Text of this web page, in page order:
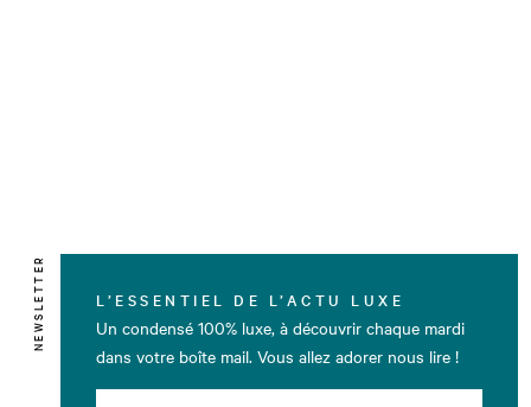
NEWSLETTER L’ESSENTIEL DE L’ACTU LUXE
Un condensé 100% luxe, à découvrir chaque mardi
dans votre boîte mail. Vous allez adorer nous lire !